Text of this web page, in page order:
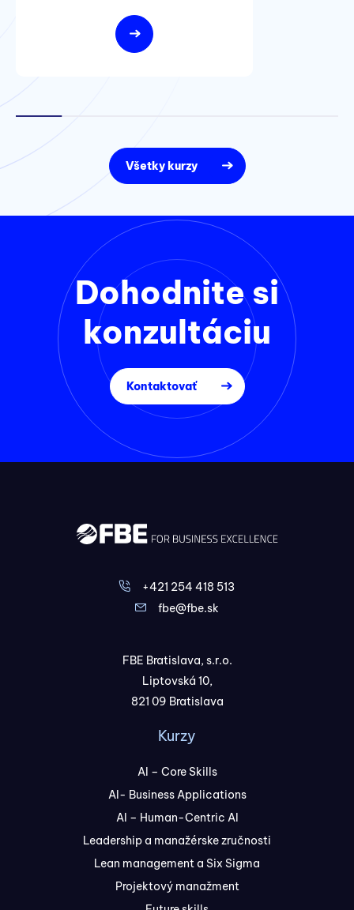
Všetky kurzy
Dohodnite si
konzultáciu
Kontaktovať
+421 254 418 513
fbe@fbe.sk
FBE Bratislava, s.r.o.
Liptovská 10,
821 09 Bratislava
Kurzy
AI – Core Skills
AI- Business Applications
AI – Human-Centric AI
Leadership a manažérske zručnosti
Lean management a Six Sigma
Projektový manažment